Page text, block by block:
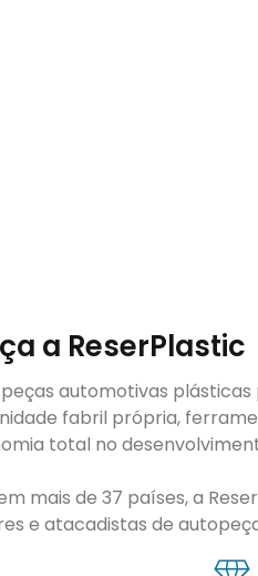
a ReserPlastic
automotivas
fabril própria,
total no
mais de 37 países, a
e atacadistas de